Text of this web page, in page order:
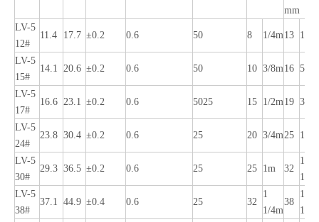
mm
LV-5
12#
11.4 17.7 ±0.2 0.6 50 8 1/4m 13 1/
LV-5
15#
14.1 20.6 ±0.2 0.6 50 10 3/8m 16 5/
LV-5
17#
16.6 23.1 ±0.2 0.6 5025 15 1/2m 19 3/
LV-5
24#
23.8 30.4 ±0.2 0.6 25 20 3/4m 25 1m
LV-5
30#
29.3 36.5 ±0.2 0.6 25 25 1m 32
1
1/
LV-5
38#
37.1 44.9 ±0.4 0.6 25 32
1
1/4m
38
1
1/